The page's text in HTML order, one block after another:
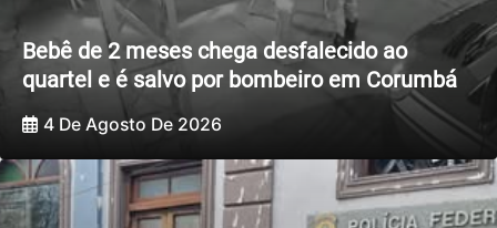
Bebê de 2 meses chega desfalecido ao
quartel e é salvo por bombeiro em Corumbá
4 De Agosto De 2026